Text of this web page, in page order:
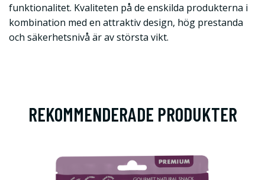
funktionalitet. Kvaliteten på de enskilda produkterna i
kombination med en attraktiv design, hög prestanda
och säkerhetsnivå är av största vikt.
REKOMMENDERADE PRODUKTER